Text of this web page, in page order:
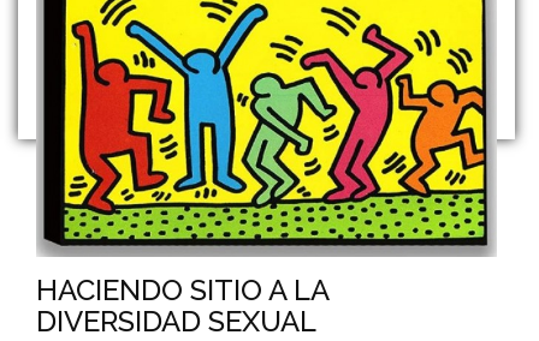
HACIENDO SITIO A LA
DIVERSIDAD SEXUAL